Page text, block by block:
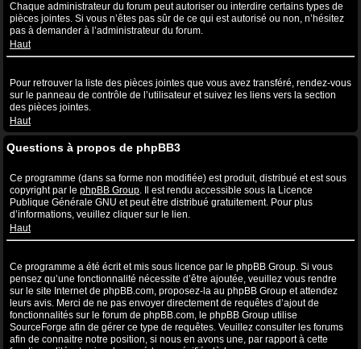
Chaque administrateur du forum peut autoriser ou interdire certains types de
pièces jointes. Si vous n’êtes pas sûr de ce qui est autorisé ou non, n’hésitez
pas à demander à l’administrateur du forum.
Haut
Pour retrouver la liste des pièces jointes que vous avez transféré, rendez-vous
sur le panneau de contrôle de l’utilisateur et suivez les liens vers la section
des pièces jointes.
Haut
Questions à propos de phpBB3
Ce programme (dans sa forme non modifiée) est produit, distribué et est sous
copyright par le phpBB Group. Il est rendu accessible sous la Licence
Publique Générale GNU et peut être distribué gratuitement. Pour plus
d’informations, veuillez cliquer sur le lien.
Haut
Ce programme a été écrit et mis sous licence par le phpBB Group. Si vous
pensez qu’une fonctionnalité nécessite d’être ajoutée, veuillez vous rendre
sur le site Internet de phpBB.com, proposez-la au phpBB Group et attendez
leurs avis. Merci de ne pas envoyer directement de requêtes d’ajout de
fonctionnalités sur le forum de phpBB.com, le phpBB Group utilise
SourceForge afin de gérer ce type de requêtes. Veuillez consulter les forums
afin de connaitre notre position, si nous en avons une, par rapport à cette